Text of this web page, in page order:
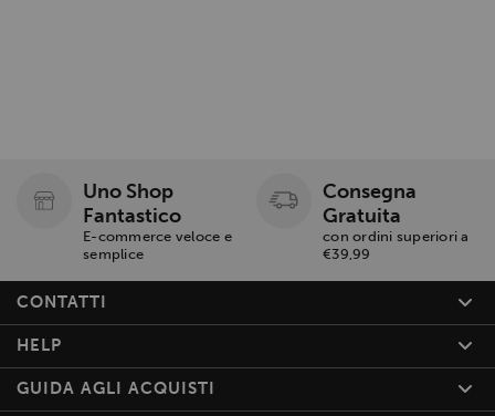
Uno Shop
Fantastico
E-commerce veloce e
semplice
Consegna
Gratuita
con ordini superiori a
€39,99
CONTATTI
HELP
GUIDA AGLI ACQUISTI